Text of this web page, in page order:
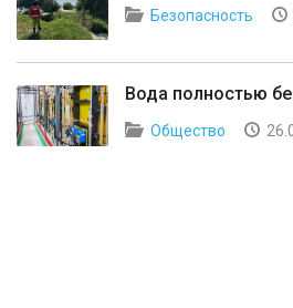
Безопасность
Вода полностью
Общество